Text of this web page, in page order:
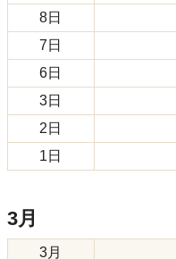
8日
7日
6日
3日
2日
1日
3月
3月